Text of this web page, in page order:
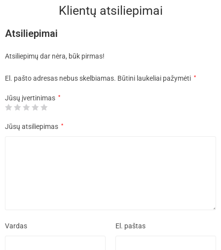
Klientų atsiliepimai
Atsiliepimai
Atsiliepimų dar nėra, būk pirmas!
El. pašto adresas nebus skelbiamas. Būtini laukeliai pažymėti *
Jūsų įvertinimas *
Jūsų atsiliepimas *
Vardas El. paštas